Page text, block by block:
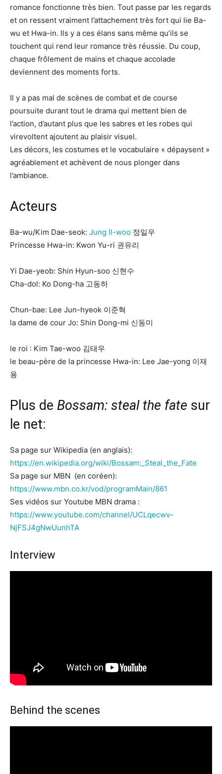
romance fonctionne très bien. Tout passe par les regards
et on ressent vraiment l’attachement très fort qui lie Ba-
wu et Hwa-in. Ils y a ces élans sans même qu’ils se
touchent qui rend leur romance très réussie. Du coup,
chaque frôlement de mains et chaque accolade
deviennent des moments forts.
Il y a pas mal de scènes de combat et de course
poursuite durant tout le drama qui mettent bien de
l’action, d’autant plus que les sabres et les robes qui
virevoltent ajoutent au plaisir visuel.
Les décors, les costumes et le vocabulaire « dépaysent »
agréablement et achèvent de nous plonger dans
l’ambiance.
Acteurs
Ba-wu/Kim Dae-seok: Jung Il-woo 정일우
Princesse Hwa-in: Kwon Yu-ri 권유리
Yi Dae-yeob: Shin Hyun-soo 신현수
Cha-dol: Ko Dong-ha 고동하
Chun-bae: Lee Jun-hyeok 이준혁
la dame de cour Jo: Shin Dong-mi 신동미
le roi : Kim Tae-woo 김태우
le beau-père de la princesse Hwa-in: Lee Jae-yong 이재
용
Plus de Bossam: steal the fate sur
le net:
Sa page sur Wikipedia (en anglais):
https://en.wikipedia.org/wiki/Bossam:_Steal_the_Fate
Sa page sur MBN (en coréen):
https://www.mbn.co.kr/vod/programMain/861
Ses vidéos sur Youtube MBN drama :
https://www.youtube.com/channel/UCLqecwv-
NjFSJ4gNwUunhTA
Interview
Behind the scenes